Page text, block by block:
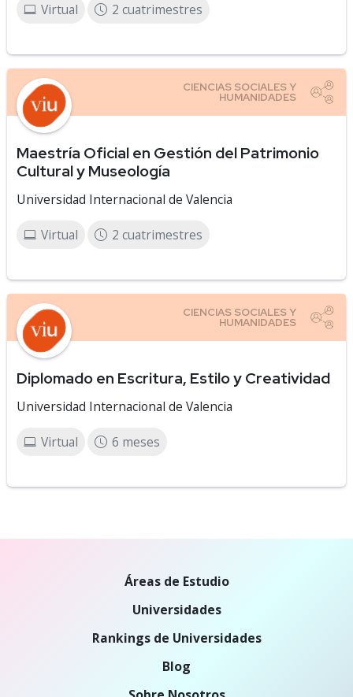
Virtual 2 cuatrimestres
Maestría Oficial en Gestión del Patrimonio
Cultural y Museología
Universidad Internacional de Valencia
Virtual 2 cuatrimestres
Diplomado en Escritura, Estilo y Creatividad
Universidad Internacional de Valencia
Virtual 6 meses
Áreas de Estudio
Universidades
Rankings de Universidades
Blog